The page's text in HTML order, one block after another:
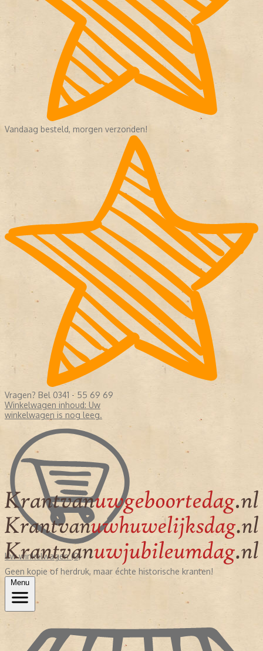
Vandaag besteld, morgen verzonden!
Vragen? Bel 0341 - 55 69 69
Winkelwagen inhoud: Uw
winkelwagen is nog leeg.
Uw winkelwagen (0)
Geen kopie of herdruk, maar échte historische kranten!
Menu